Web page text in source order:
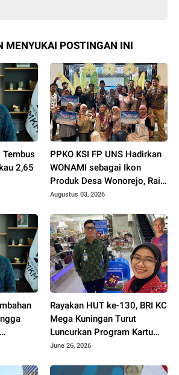
MENYUKAI POSTINGAN INI
Tembus
2,65
PPKO KSI FP UNS Hadirkan
WONAMI sebagai Ikon
Produk Desa Wonorejo, Raih
Tiga Penghargaan di
2026
Augustus 03, 2026
Rayakan HUT ke-130, BRI KC
Mega Kuningan Turut
Luncurkan Program Kartu
Debit Co-Branding FC
June 26, 2026